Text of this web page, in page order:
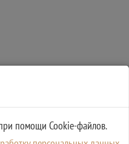
помощи Cookie-файлов.